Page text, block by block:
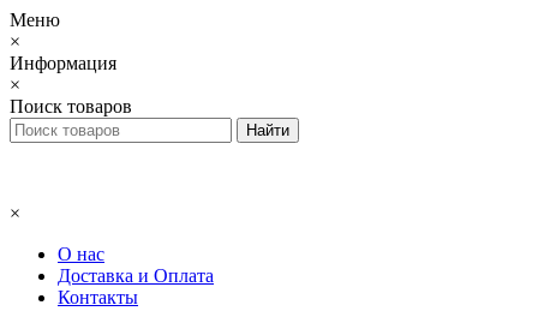
Меню
×
Информация
×
Поиск товаров
×
О нас
Доставка и Оплата
Контакты